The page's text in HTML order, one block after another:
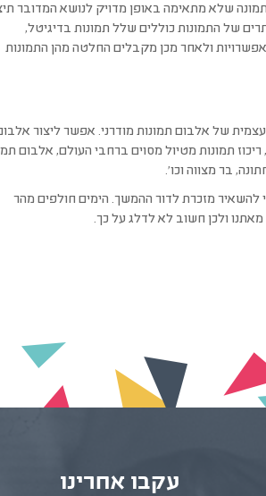
שלא מתאימה באופן מדויק לנושא המדובר
של התמונות כוללים שלל תמונות בדיגיטל,
ולאחר מכן מקבלים החלטה מהן התמונות
של אלבום תמונות מודרני. אפשר ליצור
תמונות מטיול מסוים ברחבי העולם, אלבום
בר מצווה וכו'.
להשאיר מזכרת לדור ההמשך. הימים חולפים מהר
ולכן חשוב לא לדלג על כך.
עקבו אחרינו